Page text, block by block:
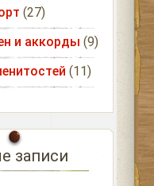
(27)
и аккорды (9)
(11)
записи